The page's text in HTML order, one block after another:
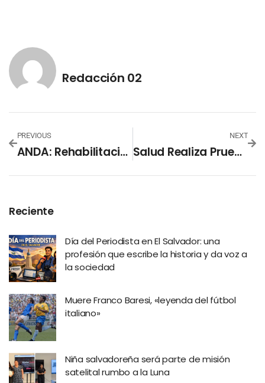
Redacción 02
PREVIOUS
ANDA: Rehabilitación De Planta Potabilizadora Las Pavas Tiene 85% De Avance
NEXT
Salud Realiza Pruebas PCR En Ahuachapán
Reciente
Día del Periodista en El Salvador: una
profesión que escribe la historia y da voz a
la sociedad
Muere Franco Baresi, «leyenda del fútbol
italiano»
Niña salvadoreña será parte de misión
satelital rumbo a la Luna